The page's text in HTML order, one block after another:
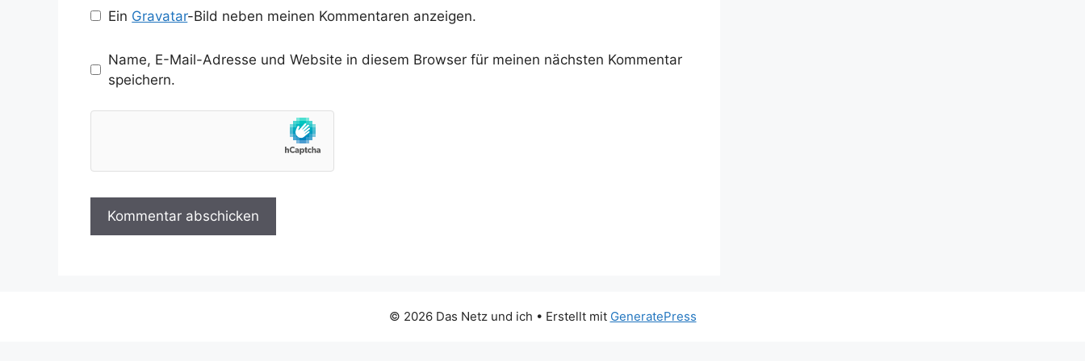
Ein Gravatar-Bild neben meinen Kommentaren anzeigen.
Name, E-Mail-Adresse und Website in diesem Browser für meinen nächsten Kommentar
speichern.
© 2026 Das Netz und ich • Erstellt mit GeneratePress